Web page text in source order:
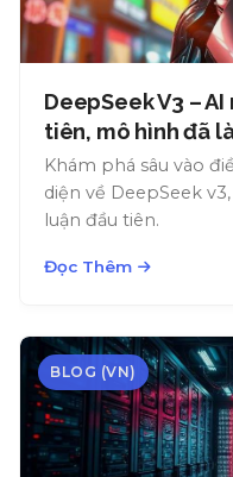
DeepSeek V3 –
tiên, mô hình đã
Khám phá sâu vào
diện về DeepSeek
luận đầu tiên.
Đọc Thêm
BLOG (VN)